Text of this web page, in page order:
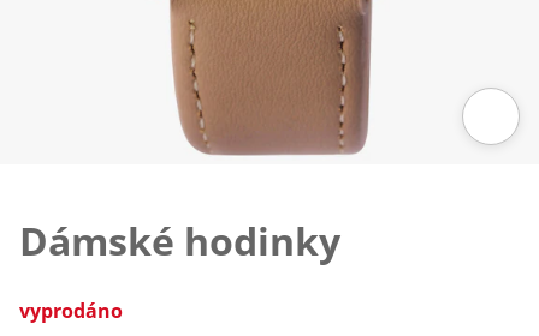
Dámské hodinky
vyprodáno